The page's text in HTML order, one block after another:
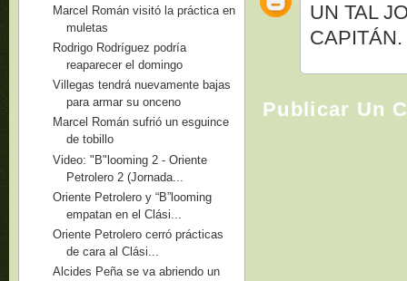
UN TAL
CAPITÁN.
Publicar Un
Marcel Román visitó la práctica en
muletas
Rodrigo Rodríguez podría
reaparecer el domingo
Villegas tendrá nuevamente bajas
para armar su onceno
Marcel Román sufrió un esguince
de tobillo
Video: "B"looming 2 - Oriente
Petrolero 2 (Jornada...
Oriente Petrolero y “B”looming
empatan en el Clási...
Oriente Petrolero cerró prácticas
de cara al Clási...
Alcides Peña se va abriendo un